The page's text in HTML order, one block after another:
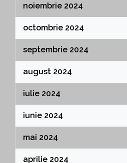
noiembrie 2024
octombrie 2024
septembrie 2024
august 2024
iulie 2024
iunie 2024
mai 2024
aprilie 2024